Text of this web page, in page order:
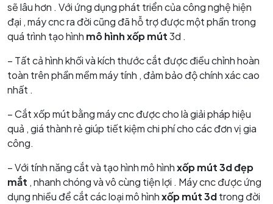
sẽ lâu hơn . Với ứng dụng phát triển của công nghệ hiện
đại , máy cnc ra đời cũng đã hỗ trợ được một phần trong
quá trình tạo hình mô hình xốp mút3d .
– Tất cả hình khối và kích thước cắt được điều chỉnh hoàn
toàn trên phần mềm máy tính , đảm bảo độ chính xác cao
nhất .
– Cắt xốp mút bằng máy cnc được cho là giải pháp hiệu
quả , giá thành rẻ giúp tiết kiệm chi phí cho các đơn vị gia
công.
– Với tính năng cắt và tạo hình mô hìnhxốp mút 3d đẹp
mắt , nhanh chóng và vô cùng tiện lợi . Máy cnc được ứng
dụng nhiều để cắt các loại mô hìnhxốp mút 3dtrong đời